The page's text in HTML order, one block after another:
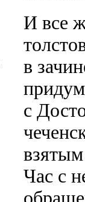
И все
в
с
Час с